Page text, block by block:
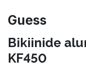
Guess
Bikiinide
KF450